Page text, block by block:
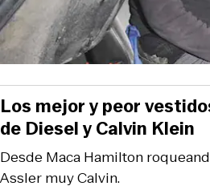
Desde Maca Hamilton
Assler muy Calvin.
Los mejor y peor
de Diesel y Calvin Klein